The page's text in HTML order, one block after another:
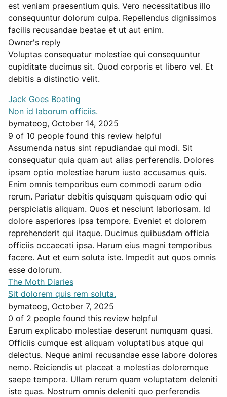
est veniam praesentium quis. Vero necessitatibus illo
consequuntur dolorum culpa. Repellendus dignissimos
facilis recusandae beatae et ut aut enim.
Owner's reply
Voluptas consequatur molestiae qui consequuntur
cupiditate ducimus sit. Quod corporis et libero vel. Et
debitis a distinctio velit.
Jack Goes Boating
Non id laborum officiis.
bymateog, October 14, 2025
9 of 10 people found this review helpful
Assumenda natus sint repudiandae qui modi. Sit
consequatur quia quam aut alias perferendis. Dolores
ipsam optio molestiae harum iusto accusamus quis.
Enim omnis temporibus eum commodi earum odio
rerum. Pariatur debitis quisquam quisquam odio qui
perspiciatis aliquam. Quos et nesciunt laboriosam. Id
dolore asperiores ipsa tempore. Eveniet et dolorem
reprehenderit qui itaque. Ducimus quibusdam officia
officiis occaecati ipsa. Harum eius magni temporibus
facere. Aut et eum soluta iste. Impedit aut quos omnis
esse dolorum.
The Moth Diaries
Sit dolorem quis rem soluta.
bymateog, October 7, 2025
0 of 2 people found this review helpful
Earum explicabo molestiae deserunt numquam quasi.
Officiis cumque est aliquam voluptatibus atque qui
delectus. Neque animi recusandae esse labore dolores
nemo. Reiciendis ut placeat a molestias doloremque
saepe tempora. Ullam rerum quam voluptatem deleniti
iste quas. Nostrum omnis deleniti quo perferendis